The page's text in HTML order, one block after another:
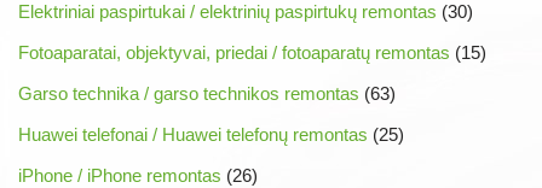
Elektriniai paspirtukai / elektrinių paspirtukų remontas (30)
Fotoaparatai, objektyvai, priedai / fotoaparatų remontas (15)
Garso technika / garso technikos remontas (63)
Huawei telefonai / Huawei telefonų remontas (25)
iPhone / iPhone remontas (26)